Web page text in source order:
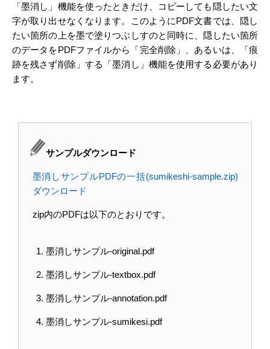
「墨消し」機能を使ったときだけ、コピーしても隠したい文
字が取り出せなくなります。このようにPDF文書では、隠し
たい箇所の上を墨で塗りつぶしすのと同時に、隠したい箇所
のデータをPDFファイルから「完全削除」、あるいは、「痕
跡を残さず削除」する「墨消し」機能を使用する必要があり
ます。
サンプルダウンロード
墨消しサンプルPDFの一括(sumikeshi-sample.zip)
ダウンロード
zip内のPDFは以下のとおりです。
墨消しサンプル-original.pdf
墨消しサンプル-textbox.pdf
墨消しサンプル-annotation.pdf
墨消しサンプル-sumikesi.pdf